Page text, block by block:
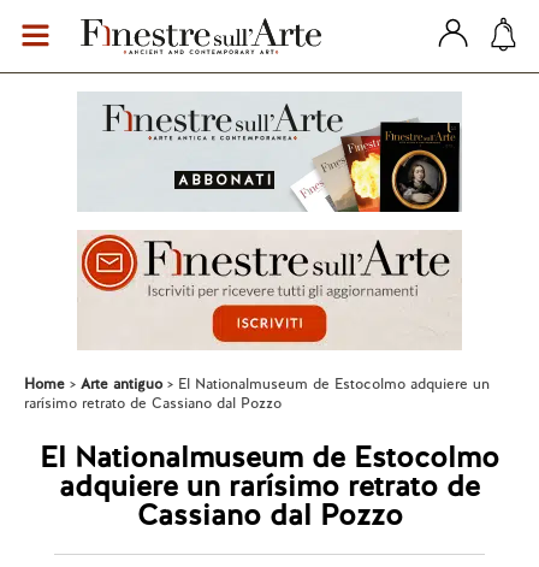
Home Arte antiguo
El Nationalmuseum de Estocolmo adquiere un
rarísimo retrato de Cassiano dal Pozzo
El Nationalmuseum de Estocolmo
adquiere un rarísimo retrato de
Cassiano dal Pozzo